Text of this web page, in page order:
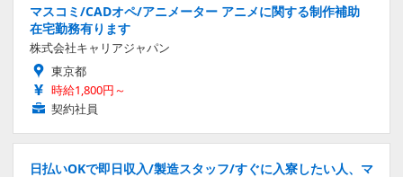
マスコミ/CADオペ/アニメーター アニメに関する制作補助
在宅勤務有ります
株式会社キャリアジャパン
東京都
時給1,800円～
契約社員
日払いOKで即日収入/製造スタッフ/すぐに入寮したい人、マ